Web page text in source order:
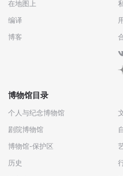
在地图上
编译
博客
博物馆目录
个人与纪念博物馆
剧院博物馆
博物馆-保护区
历史